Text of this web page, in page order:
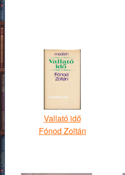
Vallató idő
Fónod Zoltán